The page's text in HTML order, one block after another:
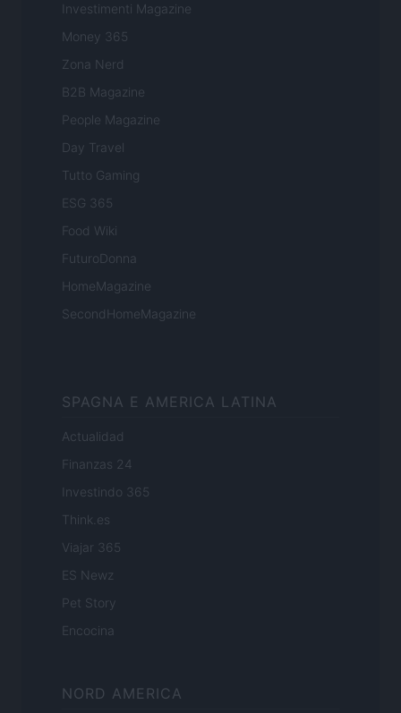
Investimenti Magazine
Money 365
Zona Nerd
B2B Magazine
People Magazine
Day Travel
Tutto Gaming
ESG 365
Food Wiki
FuturoDonna
HomeMagazine
SecondHomeMagazine
SPAGNA E AMERICA LATINA
Actualidad
Finanzas 24
Investindo 365
Think.es
Viajar 365
ES Newz
Pet Story
Encocina
NORD AMERICA